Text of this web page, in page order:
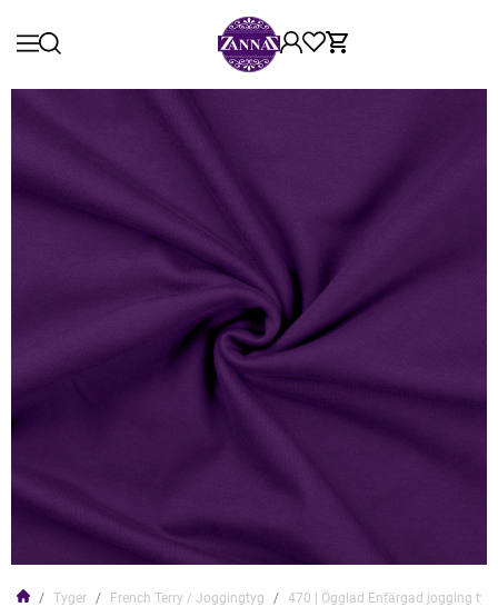
Tyger French Terry / Joggingtyg 470 | Ögglad Enfärgad jogging tyg